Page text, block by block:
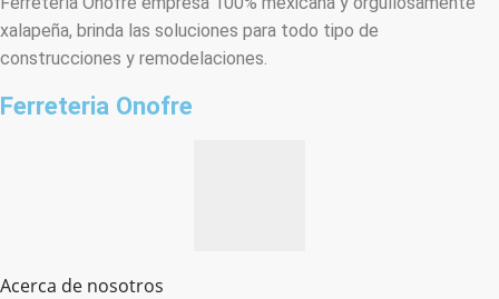
xalapeña, brinda las soluciones para todo tipo de
construcciones y remodelaciones.
Ferreteria Onofre
Acerca de nosotros